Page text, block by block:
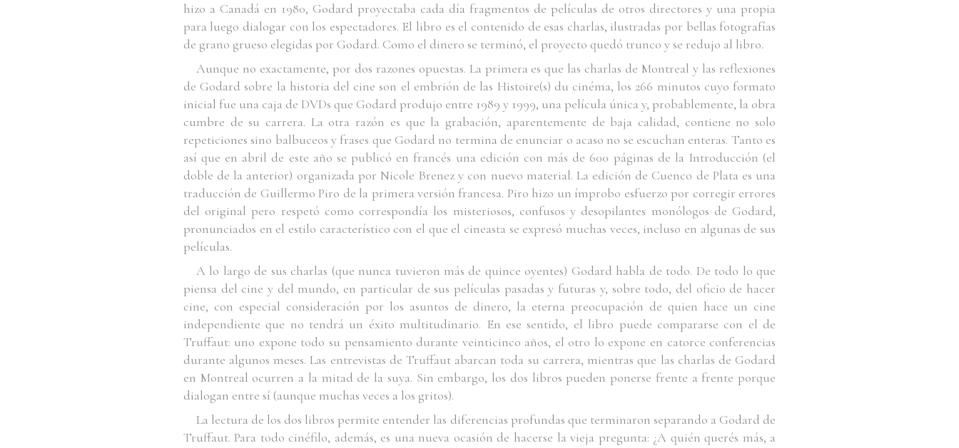
hizo a Canadá en 1980, Godard proyectaba cada día fragmentos de películas de otros directores y una propia
para luego dialogar con los espectadores. El libro es el contenido de esas charlas, ilustradas por bellas fotografías
de grano grueso elegidas por Godard. Como el dinero se terminó, el proyecto quedó trunco y se redujo al libro.
Aunque no exactamente, por dos razones opuestas. La primera es que las charlas de Montreal y las reflexiones
de Godard sobre la historia del cine son el embrión de las Histoire(s) du cinéma, los 266 minutos cuyo formato
inicial fue una caja de DVDs que Godard produjo entre 1989 y 1999, una película única y, probablemente, la obra
cumbre de su carrera. La otra razón es que la grabación, aparentemente de baja calidad, contiene no solo
repeticiones sino balbuceos y frases que Godard no termina de enunciar o acaso no se escuchan enteras. Tanto es
así que en abril de este año se publicó en francés una edición con más de 600 páginas de la Introducción (el
doble de la anterior) organizada por Nicole Brenez y con nuevo material. La edición de Cuenco de Plata es una
traducción de Guillermo Piro de la primera versión francesa. Piro hizo un ímprobo esfuerzo por corregir errores
del original pero respetó como correspondía los misteriosos, confusos y desopilantes monólogos de Godard,
pronunciados en el estilo característico con el que el cineasta se expresó muchas veces, incluso en algunas de sus
películas.
A lo largo de sus charlas (que nunca tuvieron más de quince oyentes) Godard habla de todo. De todo lo que
piensa del cine y del mundo, en particular de sus películas pasadas y futuras y, sobre todo, del oficio de hacer
cine, con especial consideración por los asuntos de dinero, la eterna preocupación de quien hace un cine
independiente que no tendrá un éxito multitudinario. En ese sentido, el libro puede compararse con el de
Truffaut: uno expone todo su pensamiento durante veinticinco años, el otro lo expone en catorce conferencias
durante algunos meses. Las entrevistas de Truffaut abarcan toda su carrera, mientras que las charlas de Godard
en Montreal ocurren a la mitad de la suya. Sin embargo, los dos libros pueden ponerse frente a frente porque
dialogan entre sí (aunque muchas veces a los gritos).
La lectura de los dos libros permite entender las diferencias profundas que terminaron separando a Godard de
Truffaut. Para todo cinéfilo, además, es una nueva ocasión de hacerse la vieja pregunta: ¿A quién querés más, a